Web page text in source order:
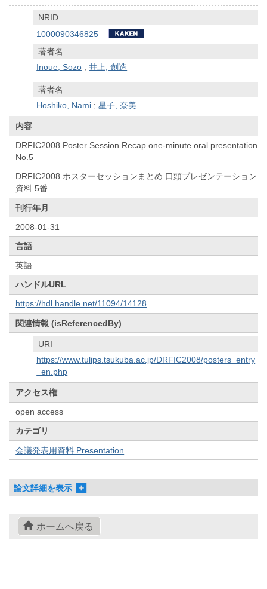
NRID
1000090346825
著者名
Inoue, Sozo ;井上, 創造
著者名
Hoshiko, Nami ;星子, 奈美
内容
DRFIC2008 Poster Session Recap one-minute oral presentation
No.5
DRFIC2008 ポスターセッションまとめ 口頭プレゼンテーション
資料 5番
刊行年月
2008-01-31
言語
英語
ハンドルURL
https://hdl.handle.net/11094/14128
関連情報 (isReferencedBy)
URI
https://www.tulips.tsukuba.ac.jp/DRFIC2008/posters_entry
_en.php
アクセス権
open access
カテゴリ
会議発表用資料 Presentation
論文詳細を表示
ホームへ戻る